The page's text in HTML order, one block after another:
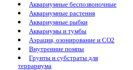
Аквариумные беспозвоночные
Аквариумные растения
Аквариумные рыбки
Аквариумы и тумбы
Аэрация, озонирование и CO2
Внутренние помпы
Грунты и субстраты для
террариума